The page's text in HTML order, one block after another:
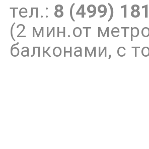
тел.: 8 (499)
(2 мин.от
балконами, с